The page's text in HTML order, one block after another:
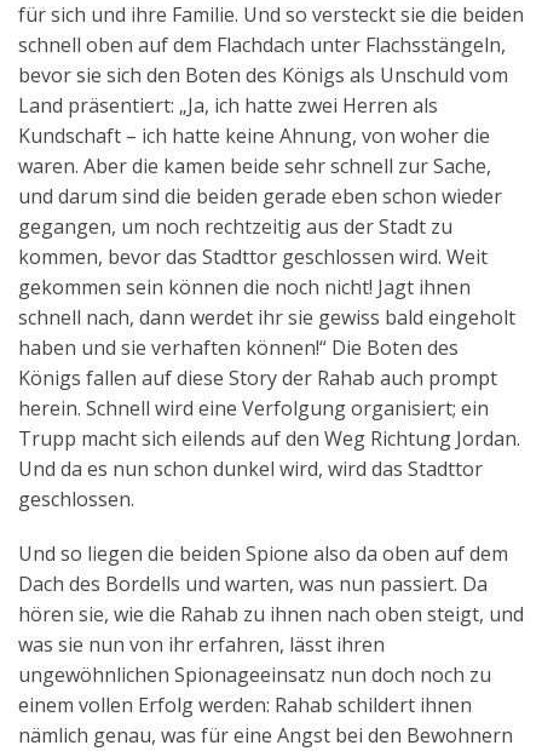
für sich und ihre Familie. Und so versteckt sie die beiden
schnell oben auf dem Flachdach unter Flachsstängeln,
bevor sie sich den Boten des Königs als Unschuld vom
Land präsentiert: „Ja, ich hatte zwei Herren als
Kundschaft – ich hatte keine Ahnung, von woher die
waren. Aber die kamen beide sehr schnell zur Sache,
und darum sind die beiden gerade eben schon wieder
gegangen, um noch rechtzeitig aus der Stadt zu
kommen, bevor das Stadttor geschlossen wird. Weit
gekommen sein können die noch nicht! Jagt ihnen
schnell nach, dann werdet ihr sie gewiss bald eingeholt
haben und sie verhaften können!“ Die Boten des
Königs fallen auf diese Story der Rahab auch prompt
herein. Schnell wird eine Verfolgung organisiert; ein
Trupp macht sich eilends auf den Weg Richtung Jordan.
Und da es nun schon dunkel wird, wird das Stadttor
geschlossen.
Und so liegen die beiden Spione also da oben auf dem
Dach des Bordells und warten, was nun passiert. Da
hören sie, wie die Rahab zu ihnen nach oben steigt, und
was sie nun von ihr erfahren, lässt ihren
ungewöhnlichen Spionageeinsatz nun doch noch zu
einem vollen Erfolg werden: Rahab schildert ihnen
nämlich genau, was für eine Angst bei den Bewohnern